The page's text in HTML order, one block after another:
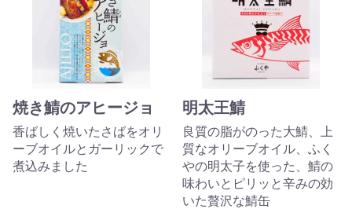
焼き鯖のアヒージョ
香ばしく焼いたさばをオリ
ーブオイルとガーリックで
煮込みました
明太王鯖
良質の脂がのった大鯖、上
質なオリーブオイル、ふく
やの明太子を使った、鯖の
味わいとピリッと辛みの効
いた贅沢な鯖缶